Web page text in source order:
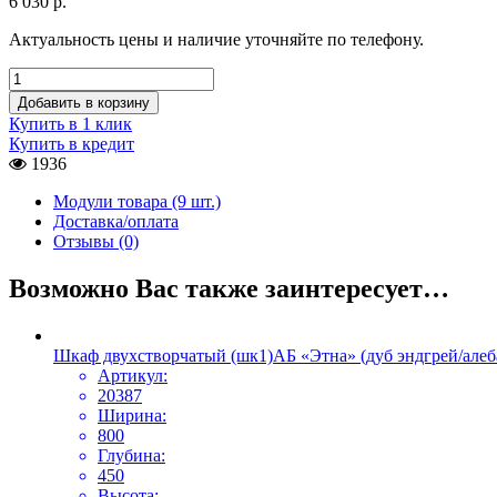
Актуальность цены и наличие уточняйте по телефону.
Добавить в корзину
Купить в 1 клик
Купить в кредит
1936
Модули товара (9 шт.)
Доставка/оплата
Отзывы (0)
Возможно Вас также заинтересует…
Шкаф двухстворчатый (шк1)АБ «Этна» (дуб эндгрей/
Артикул:
20387
Ширина:
800
Глубина:
450